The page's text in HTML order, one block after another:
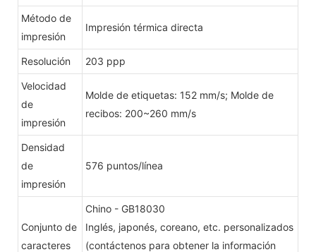
Método de
impresión
Impresión térmica directa
Resolución 203 ppp
Velocidad
de
impresión
Molde de etiquetas: 152 mm/s; Molde de
recibos: 200~260 mm/s
Densidad
de
impresión
576 puntos/línea
Conjunto de
caracteres
Chino - GB18030
Inglés, japonés, coreano, etc. personalizados
(contáctenos para obtener la información